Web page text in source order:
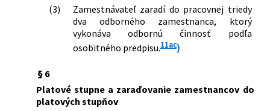
(3)
Zamestnávateľ zaradí do pracovnej triedy
dva odborného zamestnanca, ktorý
vykonáva odbornú činnosť podľa
osobitného predpisu.11ac)
§ 6
Platové stupne a zaraďovanie zamestnancov do
platových stupňov